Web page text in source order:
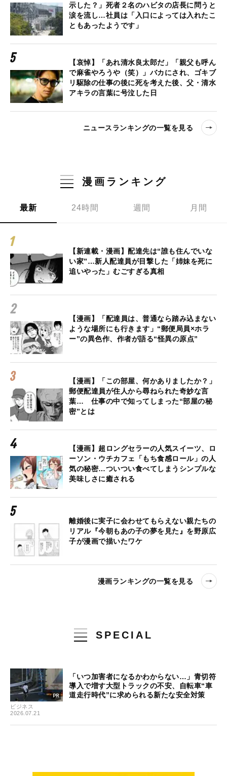
示した？」死者２名のハビタの店長に問うと
涙を流し…社員は「入口によっては入れたこ
ともあったようです」
【哀悼】「あれ清水良太郎だ」「親父も呼ん
で麻雀やろうや（笑）」バカにされ、ゴキブ
リ駆除の仕事の後に死を考えた後、父・清水
アキラの言葉に号泣した日
ニュースランキングの一覧を見る
漫画ランキング
最新 24時間 週間 月間
【新連載・漫画】配達先は“誰も住んでいな
い家”…新人配達員が目撃した「姉妹を死に
追いやった」むごすぎる真相
【漫画】「配達員は、普通なら踏み込まない
ような場所にも行きます」“郵便局員×ホラ
ー”の異色作、作者が語る“怪異の原点”
【漫画】「この部屋、何かありましたか？」
郵便配達員が住人から尋ねられた奇妙な言
葉… 仕事の中で知ってしまった“部屋の秘
密”とは
【漫画】超ロングセラーの人気スイーツ、ロ
ーソン・ウチカフェ「もち食感ロール」の人
気の秘密…ついつい食べてしまうシンプルな
美味しさに癒される
離婚後に実子に会わせてもらえない親たちの
リアル『今朝もあの子の夢を見た』を野原広
子が漫画で描いたワケ
漫画ランキングの一覧を見る
SPECIAL
ビジネス
2026.07.21
「いつ加害者になるかわからない…」青切符
導入で増す大型トラックの不安、自転車“車
道走行時代”に求められる新たな安全対策